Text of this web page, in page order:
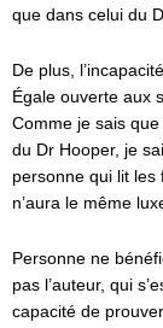
que dans celui du
De plus,
Égale ouverte aux
Comme je sais
du Dr Hooper, je
personne qui lit les
n’aura le même
Personne ne
pas l’auteur, qui
capacité de